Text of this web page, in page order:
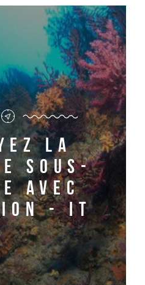
la
sous-
avec
- it